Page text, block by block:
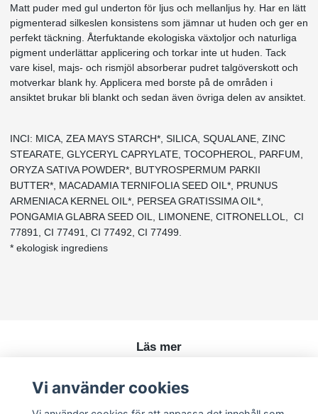
Matt puder med gul underton för ljus och mellanljus hy. Har en lätt
pigmenterad silkeslen konsistens som jämnar ut huden och ger en
perfekt täckning. Återfuktande ekologiska växtoljor och naturliga
pigment underlättar applicering och torkar inte ut huden. Tack
vare kisel, majs- och rismjöl absorberar pudret talgöverskott och
motverkar blank hy. Applicera med borste på de områden i
ansiktet brukar bli blankt och sedan även övriga delen av ansiktet.
INCI: MICA, ZEA MAYS STARCH*, SILICA, SQUALANE, ZINC
STEARATE, GLYCERYL CAPRYLATE, TOCOPHEROL, PARFUM,
ORYZA SATIVA POWDER*, BUTYROSPERMUM PARKII
BUTTER*, MACADAMIA TERNIFOLIA SEED OIL*, PRUNUS
ARMENIACA KERNEL OIL*, PERSEA GRATISSIMA OIL*,
PONGAMIA GLABRA SEED OIL, LIMONENE, CITRONELLOL, CI
77891, CI 77491, CI 77492, CI 77499.
* ekologisk ingrediens
Läs mer
Kontakt
Vi använder cookies